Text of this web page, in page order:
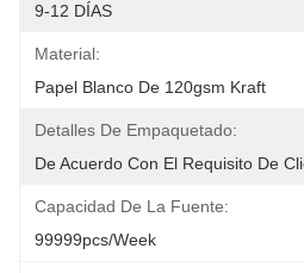
9-12 DÍAS
Material:
Papel Blanco De 120gsm Kraft
Detalles De Empaquetado:
De Acuerdo Con El Requisito De
Capacidad De La Fuente:
99999pcs/week